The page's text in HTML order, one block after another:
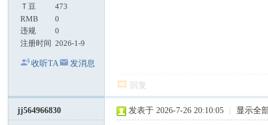
Ｔ豆
473
RMB
0
违规
0
注册时间 2026-1-9
收听TA 发消息
回复
jj564966830 发表于 2026-7-26 20:10:05 显示全